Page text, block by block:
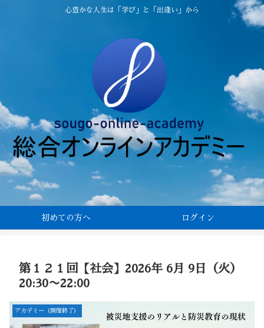
心豊かな人生は「学び」と「出逢い」から
初めての方へ ログイン
第１２１回【社会】2026年 6月 9日（火）
20:30〜22:00
アカデミー（開催終了）